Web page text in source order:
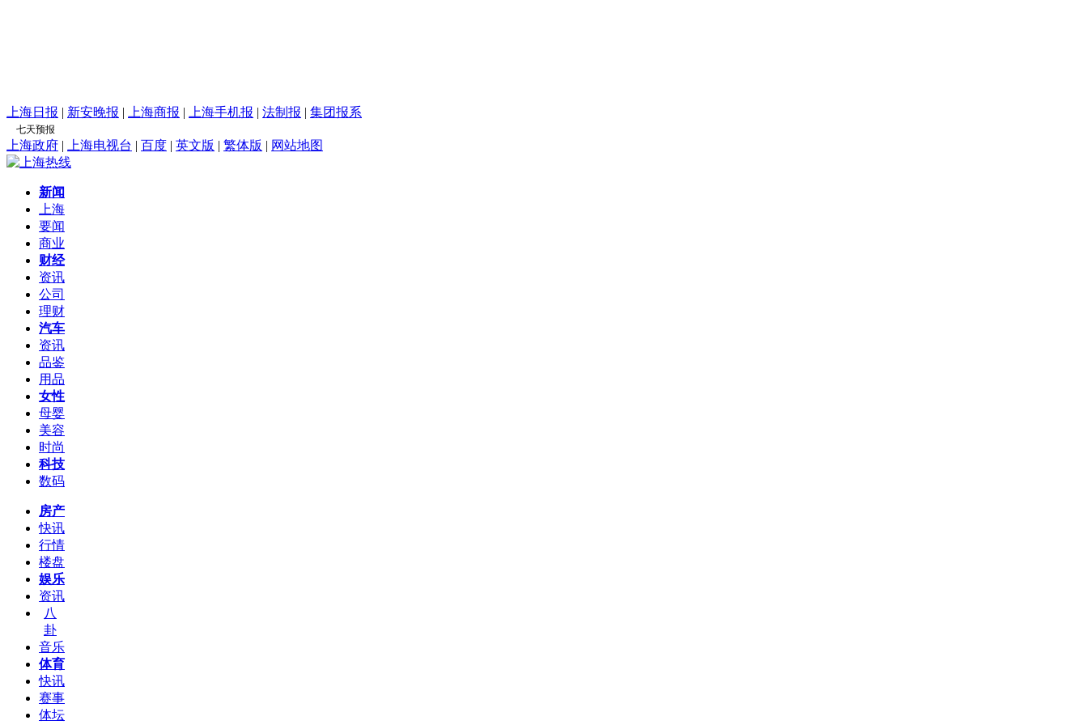
上海日报 | 新安晚报 | 上海商报 | 上海手机报 | 法制报 | 集团报系
上海政府 | 上海电视台 | 百度 | 英文版 | 繁体版 | 网站地图
新闻
上海
要闻
商业
财经
资讯
公司
理财
汽车
资讯
品鉴
用品
女性
母婴
美容
时尚
科技
数码
房产
快讯
行情
楼盘
娱乐
资讯
八
卦
音乐
体育
快讯
赛事
体坛